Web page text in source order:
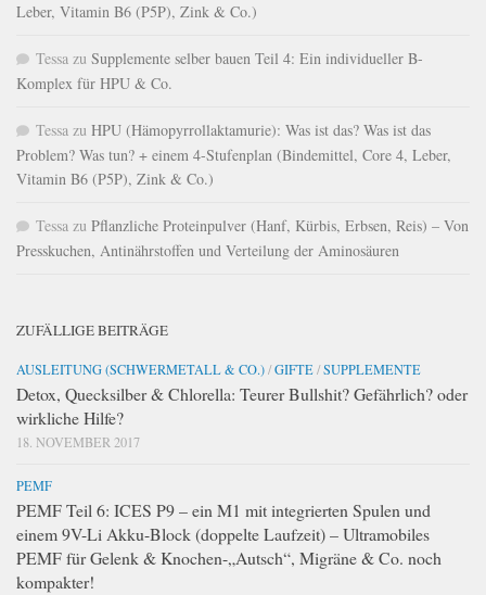
Leber, Vitamin B6 (P5P), Zink & Co.)
Tessa zu Supplemente selber bauen Teil 4: Ein individueller B-
Komplex für HPU & Co.
Tessa zu HPU (Hämopyrrollaktamurie): Was ist das? Was ist das
Problem? Was tun? + einem 4-Stufenplan (Bindemittel, Core 4, Leber,
Vitamin B6 (P5P), Zink & Co.)
Tessa zu Pflanzliche Proteinpulver (Hanf, Kürbis, Erbsen, Reis) – Von
Presskuchen, Antinährstoffen und Verteilung der Aminosäuren
ZUFÄLLIGE BEITRÄGE
AUSLEITUNG (SCHWERMETALL & CO.)/GIFTE/SUPPLEMENTE
Detox, Quecksilber & Chlorella: Teurer Bullshit? Gefährlich? oder
wirkliche Hilfe?
18. NOVEMBER 2017
PEMF
PEMF Teil 6: ICES P9 – ein M1 mit integrierten Spulen und
einem 9V-Li Akku-Block (doppelte Laufzeit) – Ultramobiles
PEMF für Gelenk & Knochen-„Autsch“, Migräne & Co. noch
kompakter!